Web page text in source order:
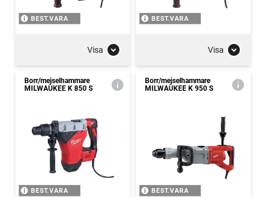
BEST.VARA
Visa
BEST.VARA
Visa
Borr/mejselhammare
MILWAUKEE K 850 S
BEST.VARA
Borr/mejselhammare
MILWAUKEE K 950 S
BEST.VARA